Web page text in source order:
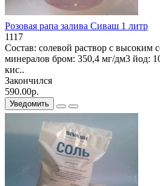
Розовая рапа залива Сиваш 1 литр
1117
Состав: солевой раствор с высоким
минералов бром: 350,4 мг/дм3 йод:
кис..
Закончился
590.00р.
Уведомить